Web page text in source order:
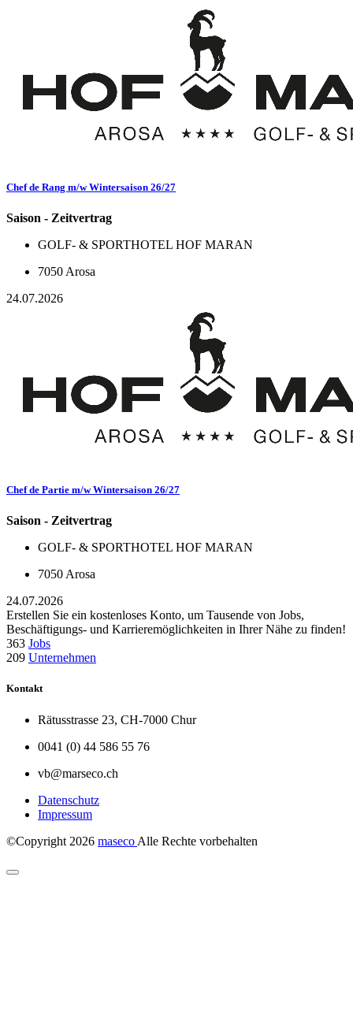
Chef de Rang m/w Wintersaison 26/27
Saison - Zeitvertrag
GOLF- & SPORTHOTEL HOF MARAN
7050 Arosa
24.07.2026
Chef de Partie m/w Wintersaison 26/27
Saison - Zeitvertrag
GOLF- & SPORTHOTEL HOF MARAN
7050 Arosa
24.07.2026
Erstellen Sie ein kostenloses Konto, um Tausende von Jobs,
Beschäftigungs- und Karrieremöglichkeiten in Ihrer Nähe zu finden!
363 Jobs
209 Unternehmen
Kontakt
Rätusstrasse 23, CH-7000 Chur
0041 (0) 44 586 55 76
vb@marseco.ch
Datenschutz
Impressum
©Copyright 2026 maseco Alle Rechte vorbehalten